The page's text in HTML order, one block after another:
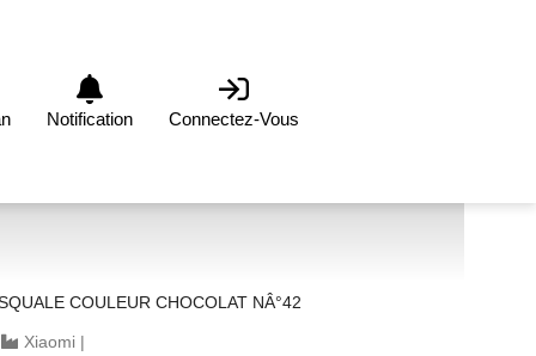
Notification Connectez-Vous
COULEUR CHOCOLAT NÂ°42
Xiaomi |